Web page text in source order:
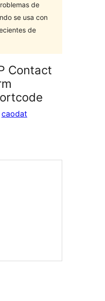
de
se usa con
de
Contact
caodat